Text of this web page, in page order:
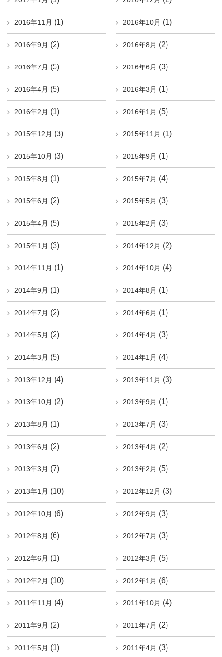
2016年11月 (1) 2016年10月 (1)
2016年9月 (2) 2016年8月 (2)
2016年7月 (5) 2016年6月 (3)
2016年4月 (5) 2016年3月 (1)
2016年2月 (1) 2016年1月 (5)
2015年12月 (3) 2015年11月 (1)
2015年10月 (3) 2015年9月 (1)
2015年8月 (1) 2015年7月 (4)
2015年6月 (2) 2015年5月 (3)
2015年4月 (5) 2015年2月 (3)
2015年1月 (3) 2014年12月 (2)
2014年11月 (1) 2014年10月 (4)
2014年9月 (1) 2014年8月 (1)
2014年7月 (2) 2014年6月 (1)
2014年5月 (2) 2014年4月 (3)
2014年3月 (5) 2014年1月 (4)
2013年12月 (4) 2013年11月 (3)
2013年10月 (2) 2013年9月 (1)
2013年8月 (1) 2013年7月 (3)
2013年6月 (2) 2013年4月 (2)
2013年3月 (7) 2013年2月 (5)
2013年1月 (10) 2012年12月 (3)
2012年10月 (6) 2012年9月 (3)
2012年8月 (6) 2012年7月 (3)
2012年6月 (1) 2012年3月 (5)
2012年2月 (10) 2012年1月 (6)
2011年11月 (4) 2011年10月 (4)
2011年9月 (2) 2011年7月 (2)
2011年5月 (1) 2011年4月 (3)